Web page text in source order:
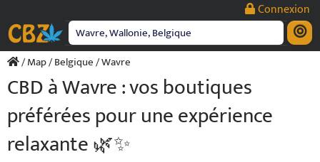
contenu
Connexion
/Map/Belgique/ Wavre
CBD à Wavre : vos boutiques
préférées pour une expérience
relaxante 🌿✨